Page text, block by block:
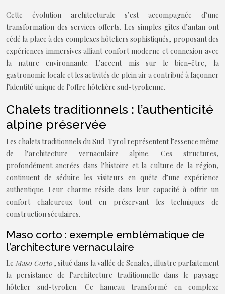
Cette évolution architecturale s’est accompagnée d’une
transformation des services offerts. Les simples gîtes d’antan ont
cédé la place à des complexes hôteliers sophistiqués, proposant des
expériences immersives alliant confort moderne et connexion avec
la nature environnante. L’accent mis sur le bien-être, la
gastronomie locale et les activités de plein air a contribué à façonner
l’identité unique de l’offre hôtelière sud-tyrolienne.
Chalets traditionnels : l’authenticité
alpine préservée
Les chalets traditionnels du Sud-Tyrol représentent l’essence même
de l’architecture vernaculaire alpine. Ces structures,
profondément ancrées dans l’histoire et la culture de la région,
continuent de séduire les visiteurs en quête d’une expérience
authentique. Leur charme réside dans leur capacité à offrir un
confort chaleureux tout en préservant les techniques de
construction séculaires.
Maso corto : exemple emblématique de
l’architecture vernaculaire
Le Maso Corto , situé dans la vallée de Senales, illustre parfaitement
la persistance de l’architecture traditionnelle dans le paysage
hôtelier sud-tyrolien. Ce hameau transformé en complexe